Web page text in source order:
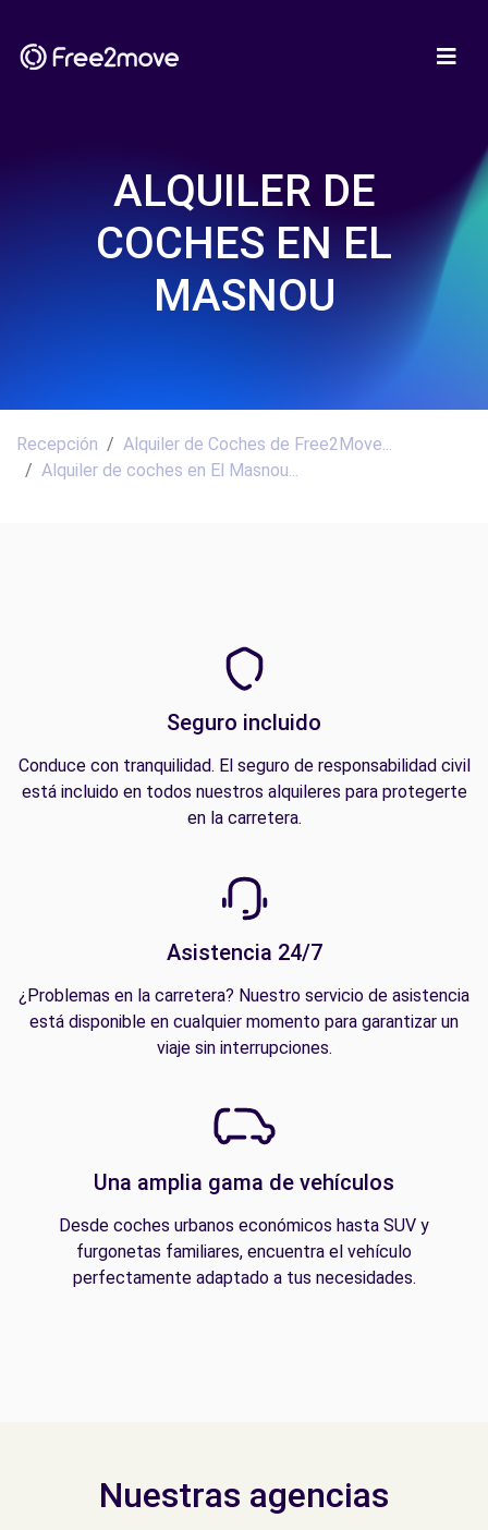
ALQUILER DE
COCHES EN EL
MASNOU
Recepción
Alquiler de Coches de Free2Move...
Alquiler de coches en El Masnou...
Seguro incluido
Conduce con tranquilidad. El seguro de responsabilidad civil
está incluido en todos nuestros alquileres para protegerte
en la carretera.
Asistencia 24/7
¿Problemas en la carretera? Nuestro servicio de asistencia
está disponible en cualquier momento para garantizar un
viaje sin interrupciones.
Una amplia gama de vehículos
Desde coches urbanos económicos hasta SUV y
furgonetas familiares, encuentra el vehículo
perfectamente adaptado a tus necesidades.
Nuestras agencias